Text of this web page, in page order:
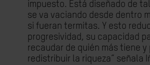
impuesto. Está diseñado de
se va vaciando desde dentro
si fueran termitas. Y esto
progresividad, su capacidad
recaudar de quién más tiene y
redistribuir la riqueza” señala